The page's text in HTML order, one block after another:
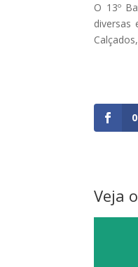
O 13º
diversas
0
Veja